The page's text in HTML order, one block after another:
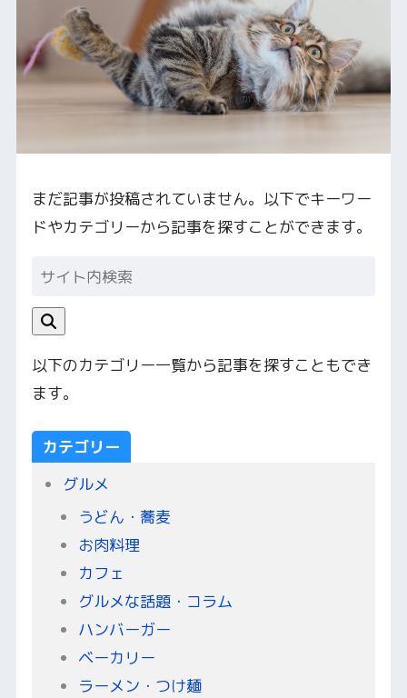
まだ記事が投稿されていません。以下でキーワー
ドやカテゴリーから記事を探すことができます。
以下のカテゴリー一覧から記事を探すこともでき
ます。
カテゴリー
グルメ
うどん・蕎麦
お肉料理
カフェ
グルメな話題・コラム
ハンバーガー
ベーカリー
ラーメン・つけ麺